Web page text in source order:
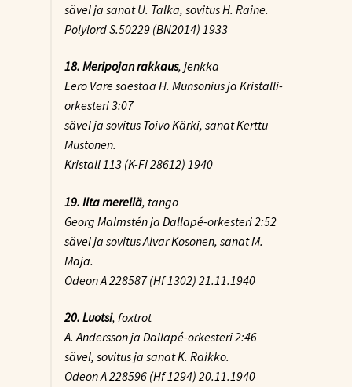
sävel ja sanat U. Talka, sovitus H. Raine.
Polylord S.50229 (BN2014) 1933
18. Meripojan rakkaus, jenkka
Eero Väre säestää H. Munsonius ja Kristalli-
orkesteri 3:07
sävel ja sovitus Toivo Kärki, sanat Kerttu
Mustonen.
Kristall 113 (K-Fi 28612) 1940
19. Ilta merellä, tango
Georg Malmstén ja Dallapé-orkesteri 2:52
sävel ja sovitus Alvar Kosonen, sanat M.
Maja.
Odeon A 228587 (Hf 1302) 21.11.1940
20. Luotsi, foxtrot
A. Andersson ja Dallapé-orkesteri 2:46
sävel, sovitus ja sanat K. Raikko.
Odeon A 228596 (Hf 1294) 20.11.1940